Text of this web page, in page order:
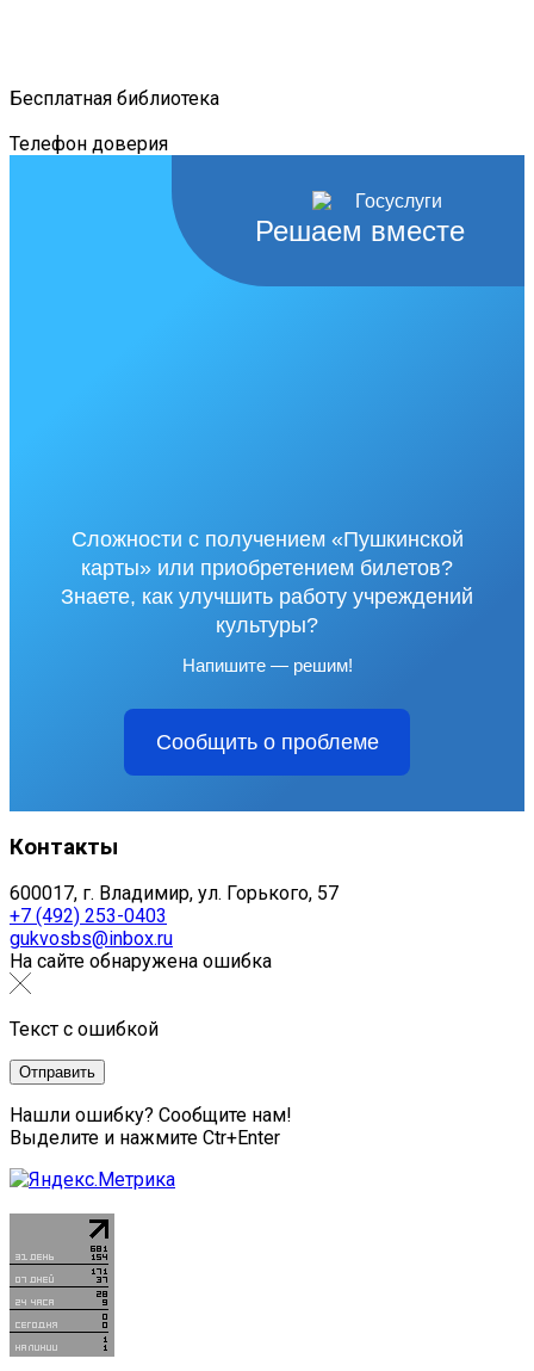
Бесплатная библиотека
Телефон доверия
Решаем вместе
Сложности с получением «Пушкинской
карты» или приобретением билетов?
Знаете, как улучшить работу учреждений
культуры?
Напишите — решим!
Сообщить о проблеме
Контакты
600017, г. Владимир, ул. Горького, 57
+7 (492) 253-0403
gukvosbs@inbox.ru
На сайте обнаружена ошибка
Текст с ошибкой
Нашли ошибку? Сообщите нам!
Выделите и нажмите Ctr+Enter